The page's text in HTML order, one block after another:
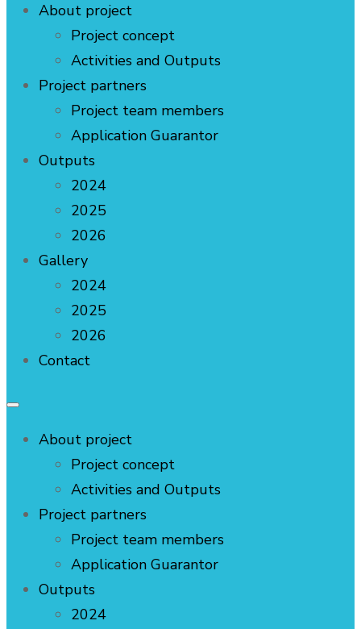
About project
Project concept
Activities and Outputs
Project partners
Project team members
Application Guarantor
Outputs
2024
2025
2026
Gallery
2024
2025
2026
Contact
About project
Project concept
Activities and Outputs
Project partners
Project team members
Application Guarantor
Outputs
2024